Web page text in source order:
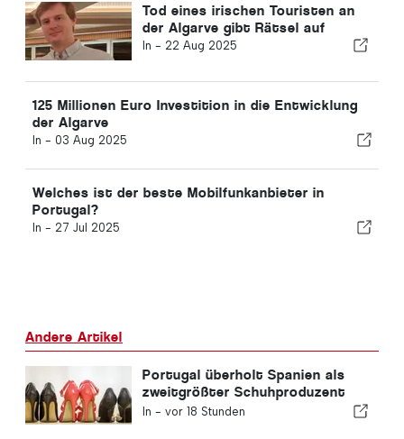
Tod eines irischen Touristen an
der Algarve gibt Rätsel auf
In - 22 Aug 2025
125 Millionen Euro Investition in die Entwicklung
der Algarve
In - 03 Aug 2025
Welches ist der beste Mobilfunkanbieter in
Portugal?
In - 27 Jul 2025
Andere Artikel
Portugal überholt Spanien als
zweitgrößter Schuhproduzent
Europas
In - vor 18 Stunden